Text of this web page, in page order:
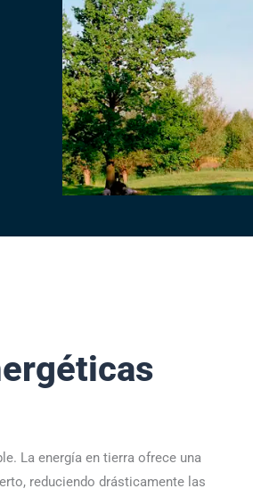
La energía en tierra ofrece una
reduciendo drásticamente las